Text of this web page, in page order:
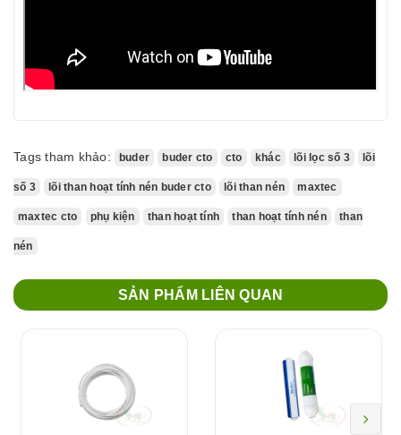
Tags tham khảo: buder buder cto cto khác lõi lọc số 3 lõi
số 3 lõi than hoạt tính nén buder cto lõi than nén maxtec
maxtec cto phụ kiện than hoạt tính than hoạt tính nén than
nén
SẢN PHẨM LIÊN QUAN